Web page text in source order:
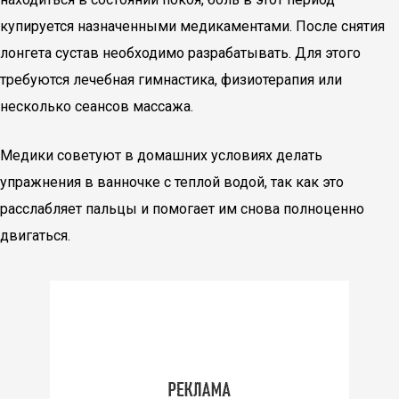
купируется назначенными медикаментами. После снятия
лонгета сустав необходимо разрабатывать. Для этого
требуются лечебная гимнастика, физиотерапия или
несколько сеансов массажа.
Медики советуют в домашних условиях делать
упражнения в ванночке с теплой водой, так как это
расслабляет пальцы и помогает им снова полноценно
двигаться.